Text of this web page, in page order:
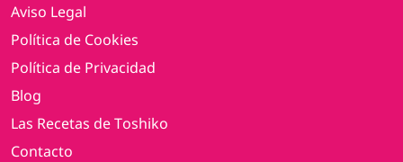
Aviso Legal
Política de Cookies
Política de Privacidad
Blog
Las Recetas de Toshiko
Contacto